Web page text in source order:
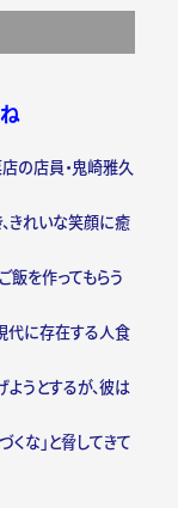
の店員・鬼崎雅久
きれいな笑顔に癒
を作ってもらう
代に存在する人食
うとするが、彼は
な」と脅してきて